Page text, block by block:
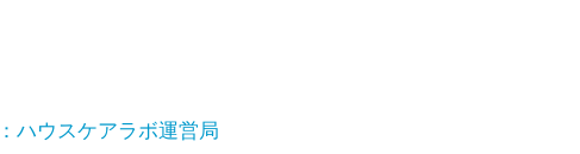
ハウスケアラボ運営局